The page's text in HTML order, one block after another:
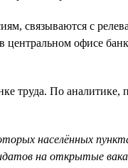
связываются с
офисе
труда. По
населённых
на открытые